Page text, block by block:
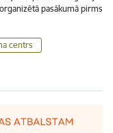
pasākumā pirms
centrs